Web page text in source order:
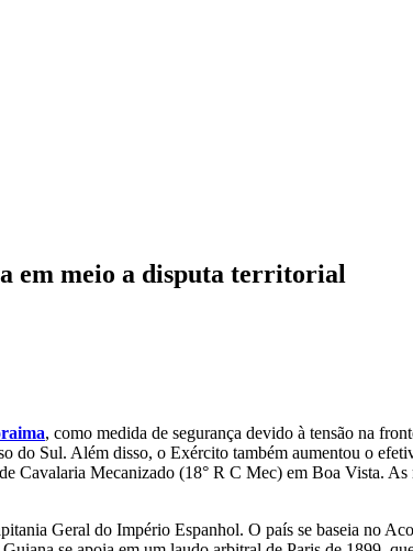
em meio a disputa territorial
, como medida de segurança devido à tensão na
do Sul. Além disso, o Exército também aumentou o
Cavalaria Mecanizado (18° R C Mec) em Boa Vista.
Geral do Império Espanhol. O país se baseia no